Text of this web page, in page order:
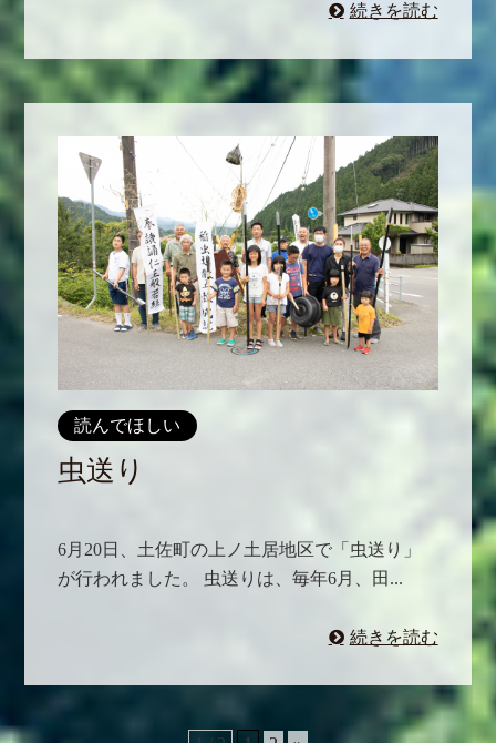
続きを読む
読んでほしい
虫送り
6月20日、土佐町の上ノ土居地区で「虫送り」
が行われました。 虫送りは、毎年6月、田...
続きを読む